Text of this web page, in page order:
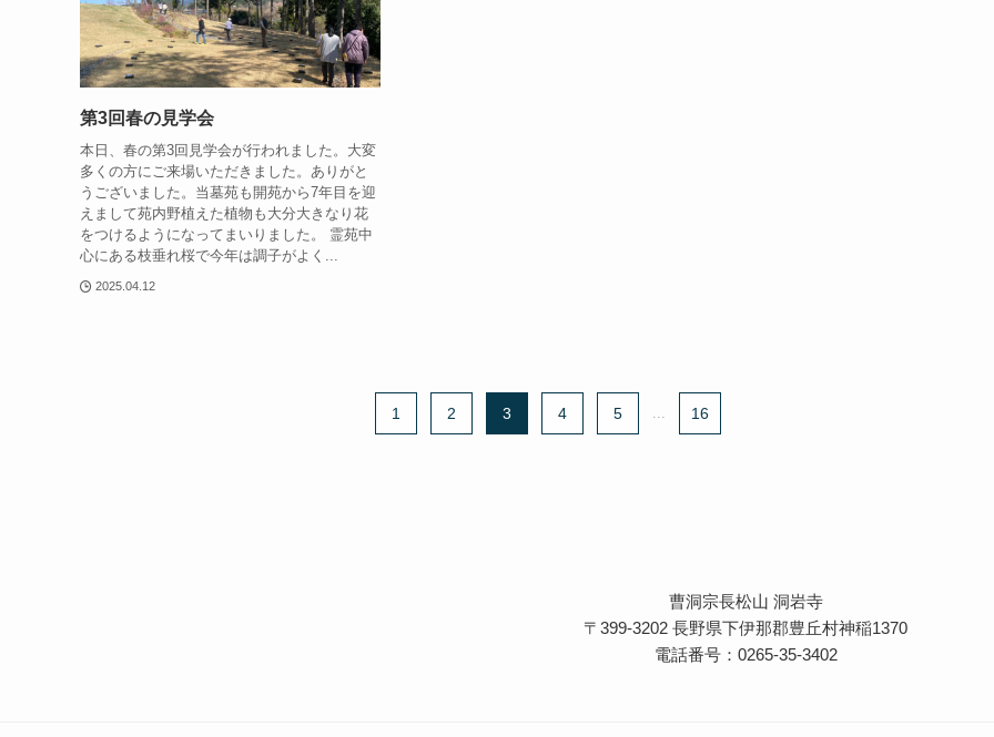
第3回春の見学会
本日、春の第3回見学会が行われました。大変
多くの方にご来場いただきました。ありがと
うございました。当墓苑も開苑から7年目を迎
えまして苑内野植えた植物も大分大きなり花
をつけるようになってまいりました。 霊苑中
心にある枝垂れ桜で今年は調子がよく...
2025.04.12
1 2 3 4 5 16
曹洞宗長松山 洞岩寺
〒399-3202 長野県下伊那郡豊丘村神稲1370
電話番号：0265-35-3402